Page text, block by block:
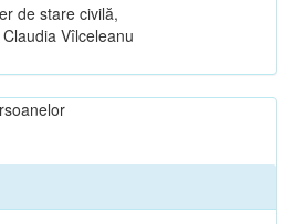
de stare civilă,
Vîlceleanu